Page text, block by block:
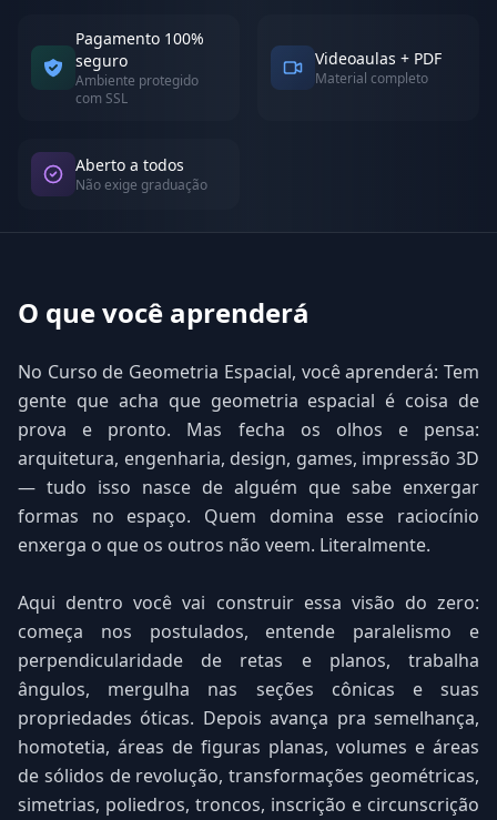
Pagamento 100%
seguro
Ambiente protegido
com SSL
Videoaulas + PDF
Material completo
Aberto a todos
Não exige graduação
O que você aprenderá
No Curso de Geometria Espacial, você aprenderá: Tem
gente que acha que geometria espacial é coisa de
prova e pronto. Mas fecha os olhos e pensa:
arquitetura, engenharia, design, games, impressão 3D
— tudo isso nasce de alguém que sabe enxergar
formas no espaço. Quem domina esse raciocínio
enxerga o que os outros não veem. Literalmente.
Aqui dentro você vai construir essa visão do zero:
começa nos postulados, entende paralelismo e
perpendicularidade de retas e planos, trabalha
ângulos, mergulha nas seções cônicas e suas
propriedades óticas. Depois avança pra semelhança,
homotetia, áreas de figuras planas, volumes e áreas
de sólidos de revolução, transformações geométricas,
simetrias, poliedros, troncos, inscrição e circunscrição